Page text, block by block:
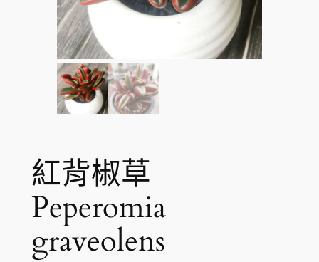
紅背椒草
Peperomia
graveolens